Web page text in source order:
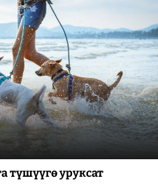
түшүүгө уруксат